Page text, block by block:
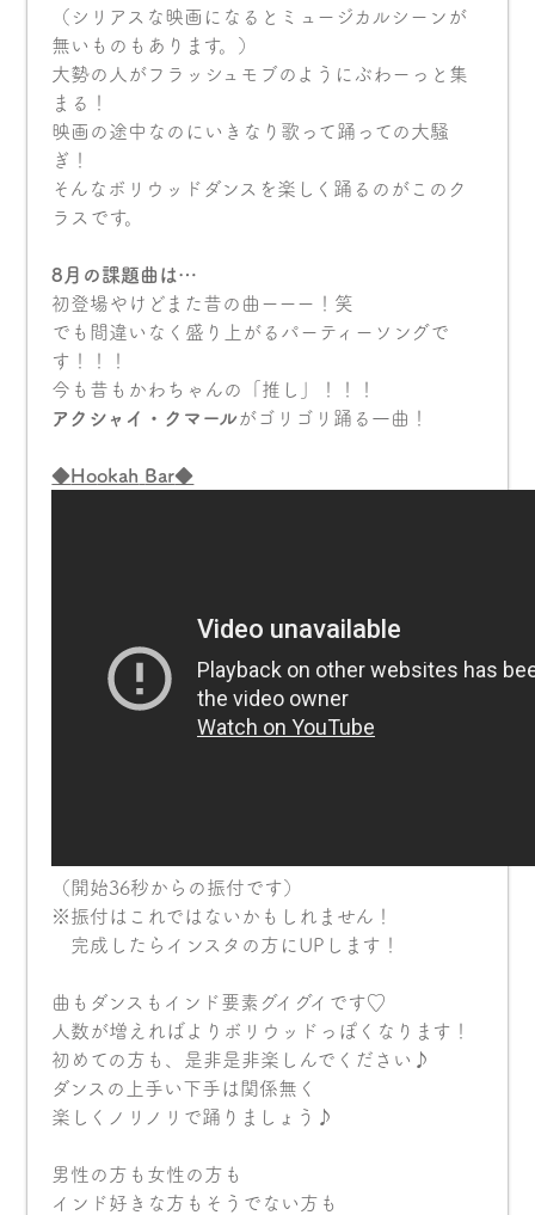
（シリアスな映画になるとミュージカルシーンが
無いものもあります。）
大勢の人がフラッシュモブのようにぶわーっと集
まる！
映画の途中なのにいきなり歌って踊っての大騒
ぎ！
そんなボリウッドダンスを楽しく踊るのがこのク
ラスです。
8月の課題曲は…
初登場やけどまた昔の曲ーーー！笑
でも間違いなく盛り上がるパーティーソングで
す！！！
今も昔もかわちゃんの「推し」！！！
アクシャイ・クマール がゴリゴリ踊る一曲！
◆Hookah Bar◆
（開始36秒からの振付です）
※振付はこれではないかもしれません！
完成したらインスタの方にUPします！
曲もダンスもインド要素グイグイです♡
人数が増えればよりボリウッドっぽくなります！
初めての方も、是非是非楽しんでください♪
ダンスの上手い下手は関係無く
楽しくノリノリで踊りましょう♪
男性の方も女性の方も
インド好きな方もそうでない方も